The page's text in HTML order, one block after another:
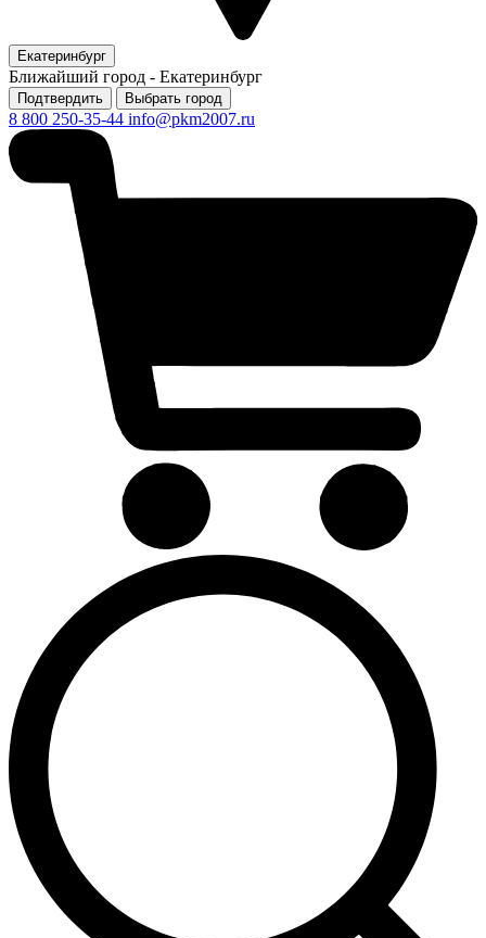
Екатеринбург
Ближайший город - Екатеринбург
Подтвердить Выбрать город
8 800 250-35-44 info@pkm2007.ru